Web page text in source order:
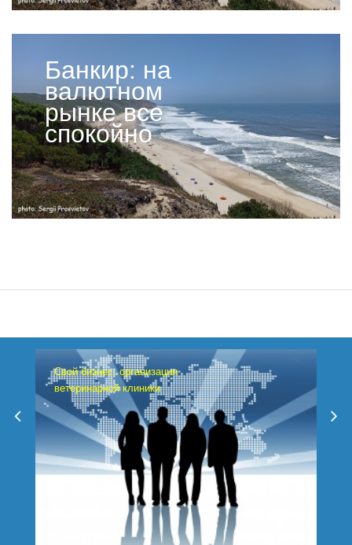
Банкир: на
валютном
рынке все
спокойно
Свой бизнес: организация
ветеринарной клиники